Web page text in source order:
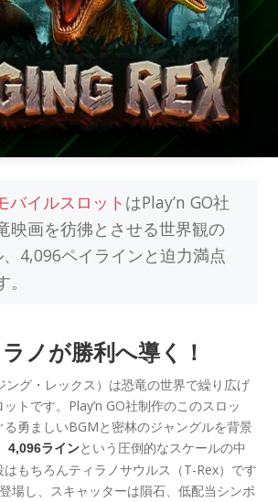
バイルスロット はPlay’n GO社
映画を彷彿とさせる世界観の
4,096ペイラインと迫力満点
ノが勝利へ導く！
ング・レックス）は恐竜の世界で繰り広げ
トです。Play’n GO社制作のこのスロッ
る勇ましいBGMと密林のジャングルを背景
4,096ラインという圧倒的なスケールの中
もちろんティラノサウルス（T-Rex）です
場し、スキャッターは隕石、低配当シンボ